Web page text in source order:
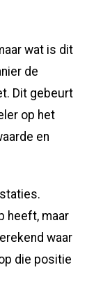
wat is dit
de
Dit gebeurt
op het
en
heeft, maar
waar
die positie